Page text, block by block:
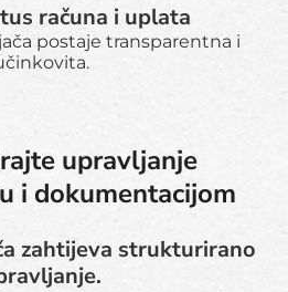
računa i uplata
postaje transparentna i
upravljanje
i dokumentacijom
zahtijeva strukturirano